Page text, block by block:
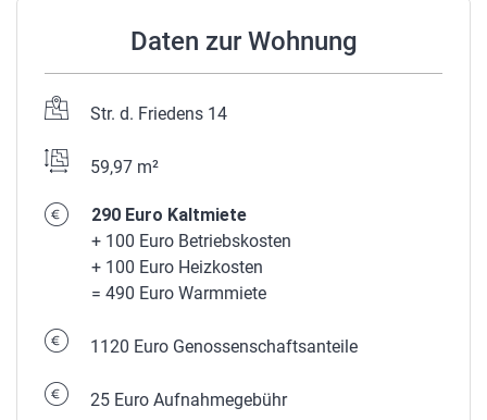
Daten zur Wohnung
Str. d. Friedens 14
59,97 m²
290 Euro Kaltmiete
+ 100 Euro Betriebskosten
+ 100 Euro Heizkosten
= 490 Euro Warmmiete
1120 Euro Genossenschaftsanteile
25 Euro Aufnahmegebühr